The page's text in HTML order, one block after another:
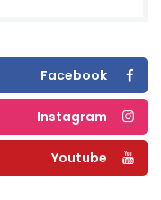
Facebook
Instagram
Youtube